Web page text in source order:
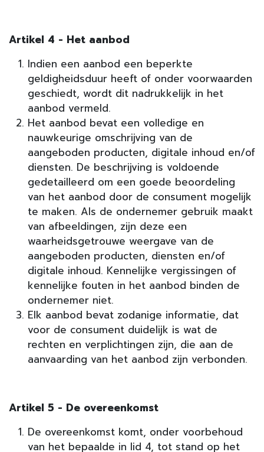
Artikel 4 - Het aanbod
Indien een aanbod een beperkte
geldigheidsduur heeft of onder voorwaarden
geschiedt, wordt dit nadrukkelijk in het
aanbod vermeld.
Het aanbod bevat een volledige en
nauwkeurige omschrijving van de
aangeboden producten, digitale inhoud en/of
diensten. De beschrijving is voldoende
gedetailleerd om een goede beoordeling
van het aanbod door de consument mogelijk
te maken. Als de ondernemer gebruik maakt
van afbeeldingen, zijn deze een
waarheidsgetrouwe weergave van de
aangeboden producten, diensten en/of
digitale inhoud. Kennelijke vergissingen of
kennelijke fouten in het aanbod binden de
ondernemer niet.
Elk aanbod bevat zodanige informatie, dat
voor de consument duidelijk is wat de
rechten en verplichtingen zijn, die aan de
aanvaarding van het aanbod zijn verbonden.
Artikel 5 - De overeenkomst
De overeenkomst komt, onder voorbehoud
van het bepaalde in lid 4, tot stand op het